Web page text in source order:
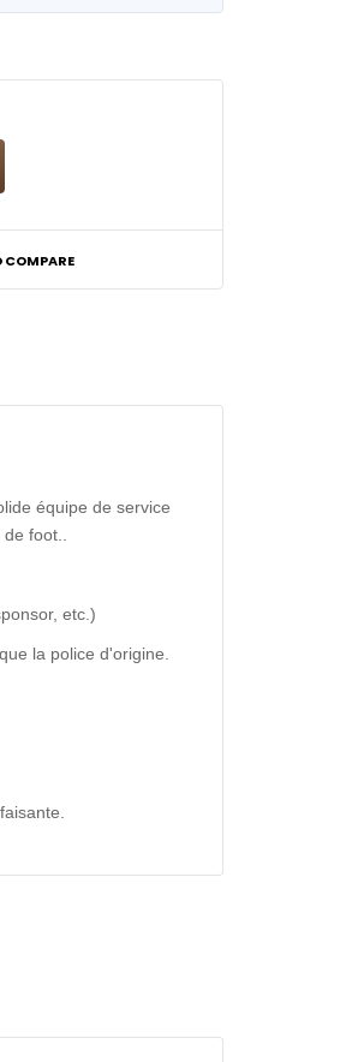
COMPARE
équipe de service
foot..
etc.)
la police d'origine.